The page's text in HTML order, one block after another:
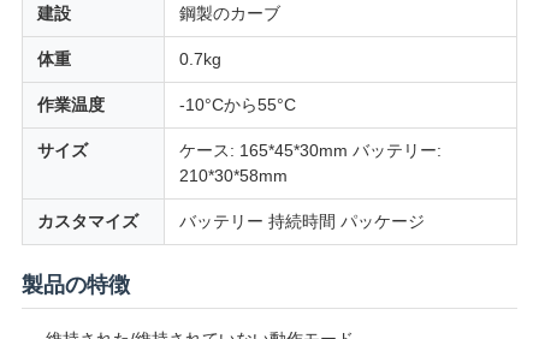
SITEMAP
プ
バ
建設 鋼製のカーブ
体重 0.7kg
作業温度 -10°Cから55°C
サイズ
ケース: 165*45*30mm バッテリー:
210*30*58mm
カスタマイズ バッテリー 持続時間 パッケージ
製品の特徴